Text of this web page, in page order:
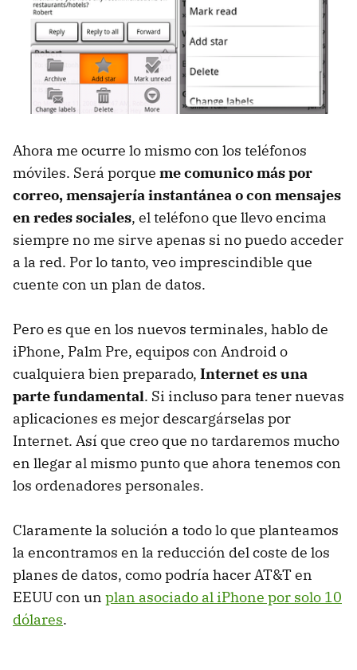
Ahora me ocurre lo mismo con los teléfonos
móviles. Será porque me comunico más por
correo, mensajería instantánea o con mensajes
en redes sociales, el teléfono que llevo encima
siempre no me sirve apenas si no puedo acceder
a la red. Por lo tanto, veo imprescindible que
cuente con un plan de datos.
Pero es que en los nuevos terminales, hablo de
iPhone, Palm Pre, equipos con Android o
cualquiera bien preparado, Internet es una
parte fundamental. Si incluso para tener nuevas
aplicaciones es mejor descargárselas por
Internet. Así que creo que no tardaremos mucho
en llegar al mismo punto que ahora tenemos con
los ordenadores personales.
Claramente la solución a todo lo que planteamos
la encontramos en la reducción del coste de los
planes de datos, como podría hacer AT&T en
EEUUcon un plan asociado al iPhone por solo 10
dólares.